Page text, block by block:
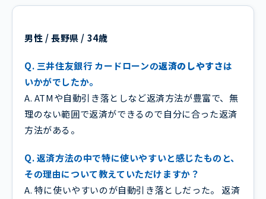
男性 / 長野県 / 34歳
Q. 三井住友銀行 カードローンの返済のしやすさは
いかがでしたか。
A. ATMや自動引き落としなど返済方法が豊富で、無
理のない範囲で返済ができるので自分に合った返済
方法がある。
Q. 返済方法の中で特に使いやすいと感じたものと、
その理由について教えていただけますか？
A. 特に使いやすいのが自動引き落としだった。 返済